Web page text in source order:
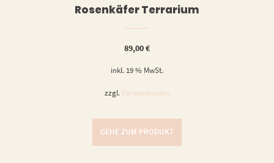
Rosenkäfer Terrarium
89,00€
inkl. 19 % MwSt.
zzgl. Versandkosten
GEHE ZUM PRODUKT